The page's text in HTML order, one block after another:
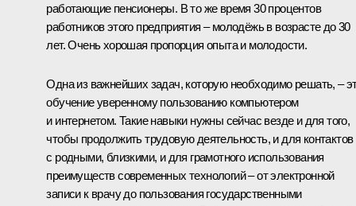
работающие пенсионеры. В то же время 30 процентов
работников этого предприятия – молодёжь в возрасте до 30
лет. Очень хорошая пропорция опыта и молодости.
Одна из важнейших задач, которую необходимо решать, –
обучение уверенному пользованию компьютером
и интернетом. Такие навыки нужны сейчас везде и для того,
чтобы продолжить трудовую деятельность, и для контактов
с родными, близкими, и для грамотного использования
преимуществ современных технологий – от электронной
записи к врачу до пользования государственными